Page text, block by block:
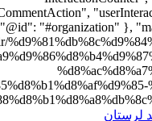
CommentAction",
{ "@id": "#organization"